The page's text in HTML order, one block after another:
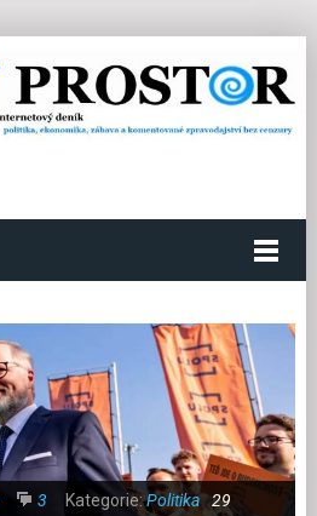
3 Kategorie:Politika
29